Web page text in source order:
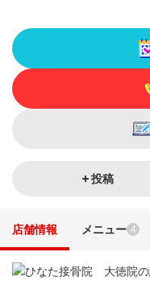
投稿
店舗情報 メニュー 4